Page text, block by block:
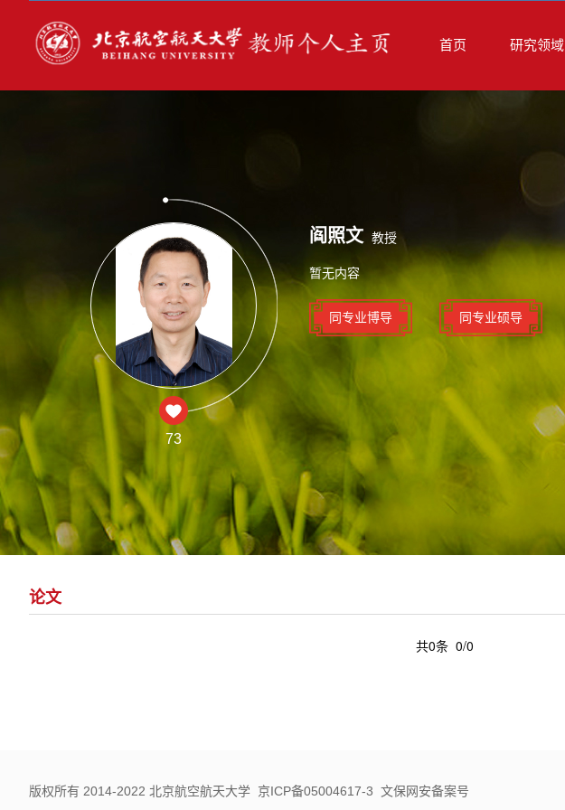
首页 研究领域
73
阎照文 教授
暂无内容
同专业博导 同专业硕导
论文
共0条 0/0
版权所有 2014-2022 北京航空航天大学 京ICP备05004617-3 文保网安备案号